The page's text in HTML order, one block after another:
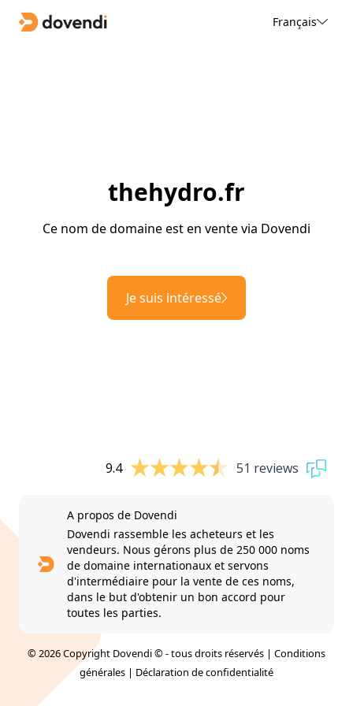
Français
thehydro.fr
Ce nom de domaine est en vente via Dovendi
Je suis intéressé
9.4 51 reviews
A propos de Dovendi
Dovendi rassemble les acheteurs et les
vendeurs. Nous gérons plus de 250 000 noms
de domaine internationaux et servons
d'intermédiaire pour la vente de ces noms,
dans le but d'obtenir un bon accord pour
toutes les parties.
© 2026 Copyright Dovendi © - tous droits réservés | Conditions
générales | Déclaration de confidentialité